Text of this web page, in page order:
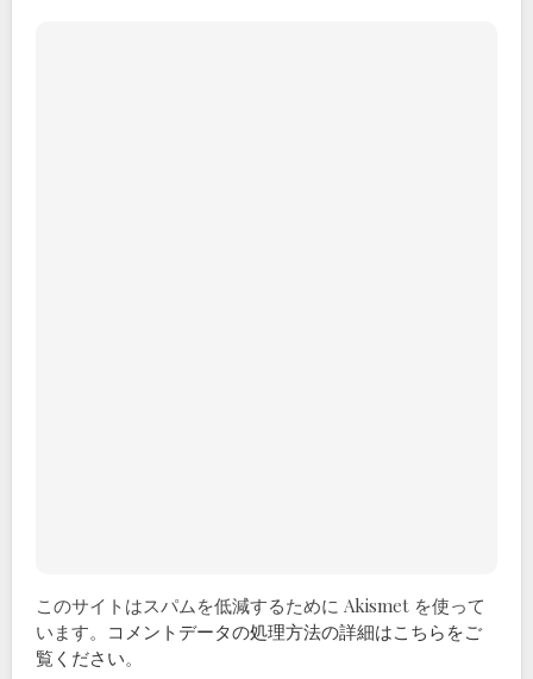
このサイトはスパムを低減するために Akismet を使って
います。 コメントデータの処理方法の詳細はこちらをご
覧ください。